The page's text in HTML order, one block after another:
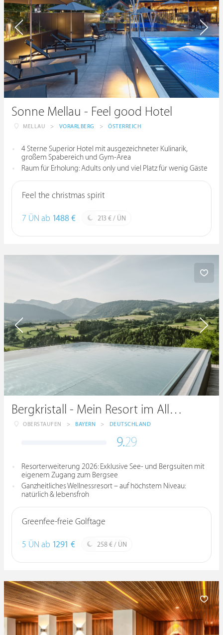
Sonne Mellau - Feel good Hotel
MELLAU > VORARLBERG > ÖSTERREICH
4 Sterne Superior Hotel mit ausgezeichneter Kulinarik,
großem Spabereich und Gym-Area
Raum für Erholung: Adults only und viel Platz für wenig Gäste
Feel the christmas spirit
7 ÜN ab 1488 € 213 € / ÜN
Bergkristall - Mein Resort im Allgäu
OBERSTAUFEN > BAYERN > DEUTSCHLAND
9.29
Resorterweiterung 2026: Exklusive See- und Bergsuiten mit
eigenem Zugang zum Bergsee
Ganzheitliches Wellnessresort – auf höchstem Niveau:
natürlich & lebensfroh
Greenfee-freie Golftage
5 ÜN ab 1291 € 258 € / ÜN